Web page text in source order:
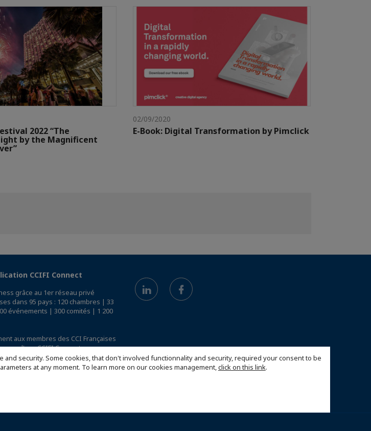
security. Some cookies, that don't involved functionnality and security, required your consent to be
at any moment. To learn more on our cookies management,click on this link.
2022 “The
by the Magnificent
02/09/2020
E-Book: Digital Transformation by Pimclick
CCIFI Connect
grâce au 1er réseau privé
dans 95 pays : 120 chambres | 33
événements | 300 comités | 1 200
aux membres des CCI Françaises
l'app CCIFI Connect.